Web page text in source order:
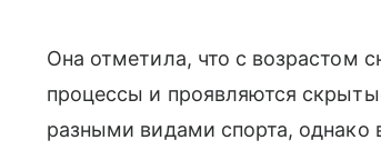
Она отметила, что с возрастом
процессы и проявляются
разными видами спорта, однако